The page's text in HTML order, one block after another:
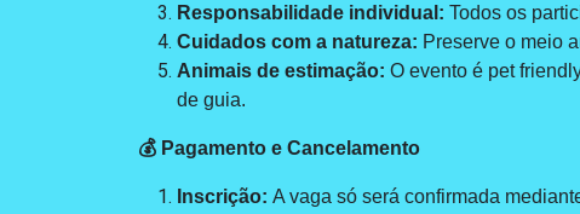
Responsabilidade individual: Todos os
Cuidados com a natureza: Preserve o meio
Animais de estimação: O evento é pet
de guia.
💰 Pagamento e Cancelamento
Inscrição: A vaga só será confirmada